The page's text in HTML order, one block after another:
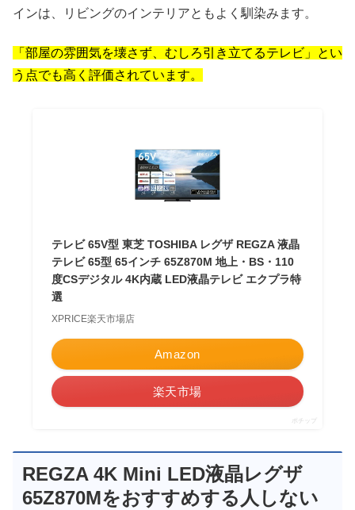
インは、リビングのインテリアともよく馴染みます。
「部屋の雰囲気を壊さず、むしろ引き立てるテレビ」とい
う点でも高く評価されています。
テレビ 65V型 東芝 TOSHIBA レグザ REGZA 液晶
テレビ 65型 65インチ 65Z870M 地上・BS・110
度CSデジタル 4K内蔵 LED液晶テレビ エクプラ特
選
XPRICE楽天市場店
Amazon
楽天市場
ポチップ
REGZA 4K Mini LED液晶レグザ
65Z870Mをおすすめする人しない